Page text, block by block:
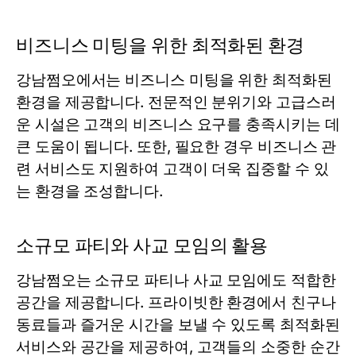
비즈니스 미팅을 위한 최적화된 환경
강남쩜오에서는 비즈니스 미팅을 위한 최적화된
환경을 제공합니다. 전문적인 분위기와 고급스러
운 시설은 고객의 비즈니스 요구를 충족시키는 데
큰 도움이 됩니다. 또한, 필요한 경우 비즈니스 관
련 서비스도 지원하여 고객이 더욱 집중할 수 있
는 환경을 조성합니다.
소규모 파티와 사교 모임의 활용
강남쩜오는 소규모 파티나 사교 모임에도 적합한
공간을 제공합니다. 프라이빗한 환경에서 친구나
동료들과 즐거운 시간을 보낼 수 있도록 최적화된
서비스와 공간을 제공하여, 고객들의 소중한 순간